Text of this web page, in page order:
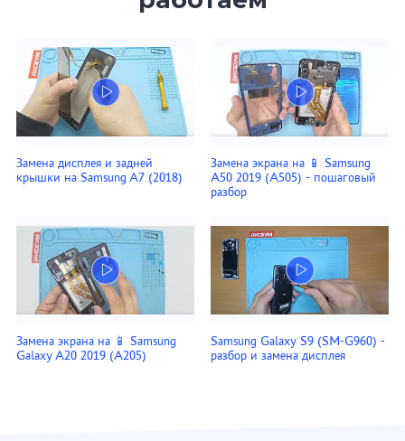
Замена дисплея и задней
крышки на Samsung A7 (2018)
Замена экрана на 📱 Samsung
A50 2019 (A505) - пошаговый
разбор
Замена экрана на 📱 Samsung
Galaxy A20 2019 (A205)
Samsung Galaxy S9 (SM-G960) -
разбор и замена дисплея